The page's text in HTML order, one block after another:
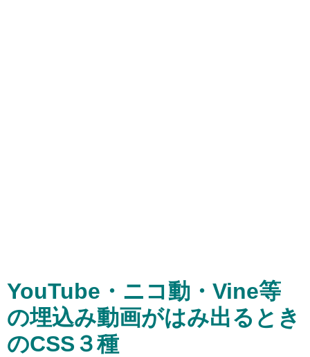
YouTube・ニコ動・Vine等
の埋込み動画がはみ出るとき
のCSS３種